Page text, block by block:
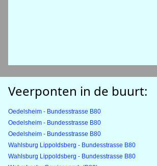
Veerponten in de buurt:
Oedelsheim - Bundesstrasse B80
Oedelsheim - Bundesstrasse B80
Oedelsheim - Bundesstrasse B80
Wahlsburg Lippoldsberg - Bundesstrasse B80
Wahlsburg Lippoldsberg - Bundesstrasse B80